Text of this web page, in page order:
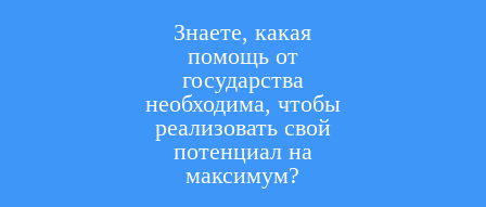
Знаете, какая
помощь от
государства
необходима, чтобы
реализовать свой
потенциал на
максимум?